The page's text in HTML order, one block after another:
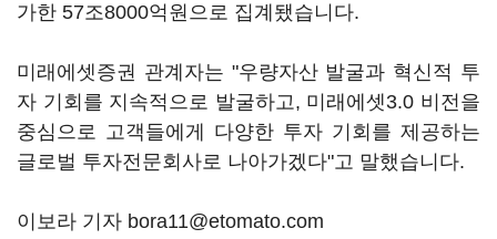
가한 57조8000억원으로 집계됐습니다.
미래에셋증권 관계자는 "우량자산 발굴과 혁신적 투
자 기회를 지속적으로 발굴하고, 미래에셋3.0 비전을
중심으로 고객들에게 다양한 투자 기회를 제공하는
글로벌 투자전문회사로 나아가겠다"고 말했습니다.
이보라 기자 bora11@etomato.com